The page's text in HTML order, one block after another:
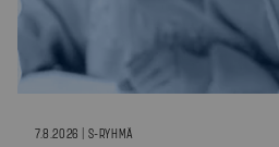
7.8.2026 | S-RYHMÄ